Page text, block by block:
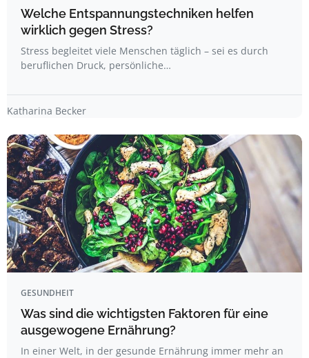
Welche Entspannungstechniken helfen
wirklich gegen Stress?
Stress begleitet viele Menschen täglich – sei es durch
beruflichen Druck, persönliche…
Katharina Becker
GESUNDHEIT
Was sind die wichtigsten Faktoren für eine
ausgewogene Ernährung?
In einer Welt, in der gesunde Ernährung immer mehr an